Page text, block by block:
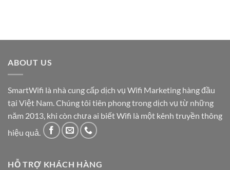
ABOUT US
SmartWifi là nhà cung cấp dịch vụ Wifi Marketing hàng đầu
tại Việt Nam. Chúng tôi tiên phong trong dịch vụ từ những
năm 2013, khi còn chưa ai biết Wifi là một kênh truyền thông
hiệu quả.
HỖ TRỢ KHÁCH HÀNG